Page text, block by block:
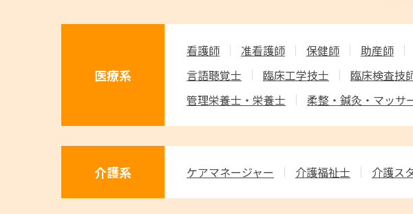
医療系
看護師 准看護師 保健師 助産師
言語聴覚士
臨床工学技士 臨床検査技
管理栄養士・栄養士
柔整・鍼灸・マッサ
介護系 ケアマネージャー 介護福祉士 介護ス